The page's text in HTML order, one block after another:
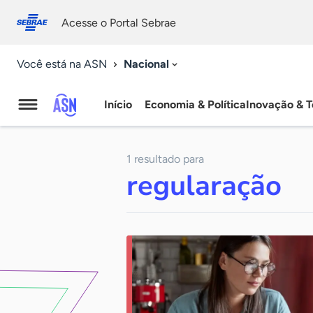
conosco
Acesse o Portal Sebrae
Você está na ASN Nacional
Agência
Notícias
Início Economia & PolíticaInovação &
1 resultado para
regularação